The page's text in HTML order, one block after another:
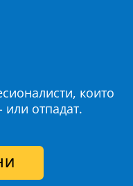
които
или отпадат.